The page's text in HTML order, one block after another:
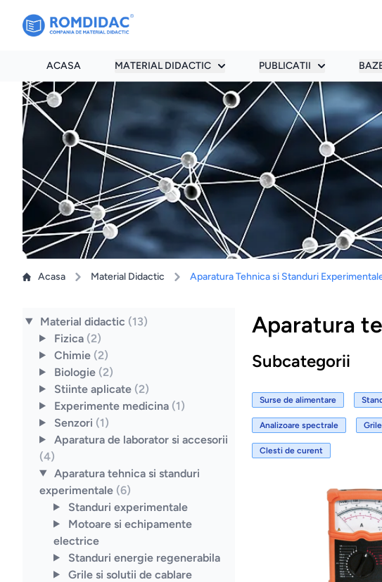
ACASA MATERIAL DIDACTIC PUBLICATII
Acasa Material Didactic Aparatura Tehnica si Standuri
Material didactic (13)
Fizica (2)
Chimie (2)
Biologie (2)
Stiinte aplicate (2)
Experimente medicina (1)
Senzori (1)
Aparatura de laborator si accesorii
(4)
Aparatura tehnica si standuri
experimentale (6)
Standuri experimentale
Motoare si echipamente
electrice
Standuri energie regenerabila
Grile si solutii de cablare
Aparatura
Subcategorii
Surse de alimentare
Analizoare spectrale
Clesti de curent